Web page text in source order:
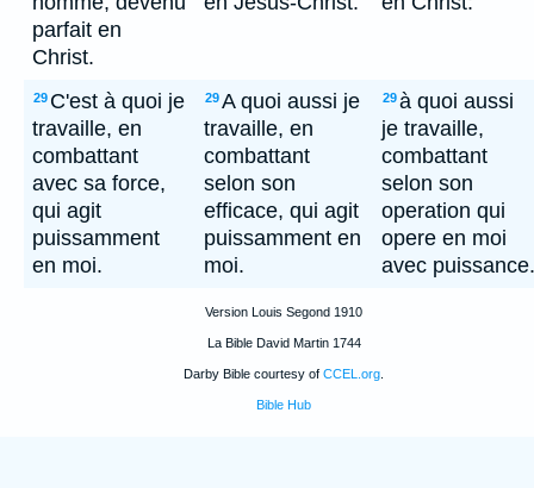
parfait en
Christ.
29 C'est à quoi je
travaille, en
combattant
avec sa force,
qui agit
puissamment
en moi.
29A quoi aussi je
travaille, en
combattant
selon son
efficace, qui agit
puissamment en
moi.
29à quoi aussi
je travaille,
combattant
selon son
operation qui
opere en moi
avec puissance.
Version Louis Segond 1910
La Bible David Martin 1744
Darby Bible courtesy of CCEL.org
Bible Hub